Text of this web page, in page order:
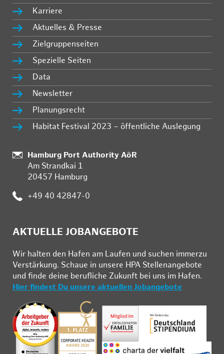
Karriere
Aktuelles & Presse
Zielgruppenseiten
Spezielle Seiten
Data
Newsletter
Planungsrecht
Habitat Festival 2023 – öffentliche Auslegung
Standort:
Hamburg Port Authority AöR
Am Strandkai 1
20457 Hamburg
Telefon:
+49 40 42847-0
AKTUELLE JOBANGEBOTE
Wir hal­ten den Ha­fen am Lau­fen und su­chen im­mer­zu
Ver­stär­kung. Schau­e in un­se­re HPA Stel­len­an­ge­bo­te
und fin­de deine be­ruf­li­che Zu­kunft bei uns im Ha­fen.
Hier findest Du unsere aktuellen Jobangebote